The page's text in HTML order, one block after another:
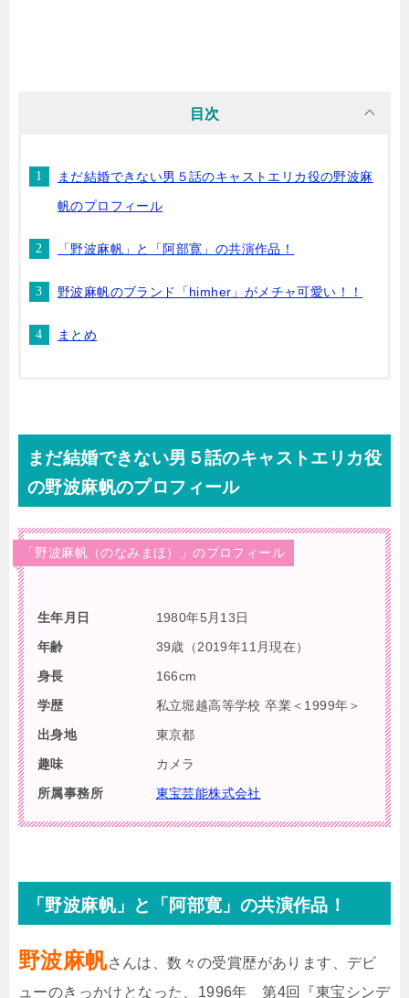
目次
まだ結婚できない男５話のキャストエリカ役の野波麻
帆のプロフィール
「野波麻帆」と「阿部寛」の共演作品！
野波麻帆のブランド「himher」がメチャ可愛い！！
まとめ
まだ結婚できない男５話のキャストエリカ役
の野波麻帆のプロフィール
「野波麻帆（のなみまほ）」のプロフィール
生年月日
1980年5月13日
年齢
39歳（2019年11月現在）
身長 166cm
学歴 私立堀越高等学校 卒業＜1999年＞
出身地東京都
趣味 カメラ
所属事務所
東宝芸能株式会社
「野波麻帆」と「阿部寛」の共演作品！
野波麻帆さんは、数々の受賞歴があります、デビ
ューのきっかけとなった、1996年 第4回『東宝シンデ